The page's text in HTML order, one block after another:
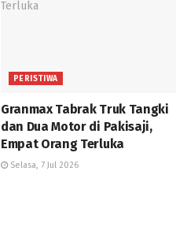
PERISTIWA
Granmax Tabrak Truk Tangki
dan Dua Motor di Pakisaji,
Empat Orang Terluka
Selasa, 7 Jul 2026